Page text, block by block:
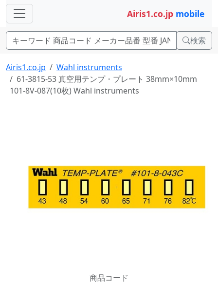
Airis1.co.jp mobile
検索
Airis1.co.jp
Wahl instruments
61-3815-53 真空用テンプ・プレート 38mm×10mm
101-8V-087(10枚) Wahl instruments
商品コード